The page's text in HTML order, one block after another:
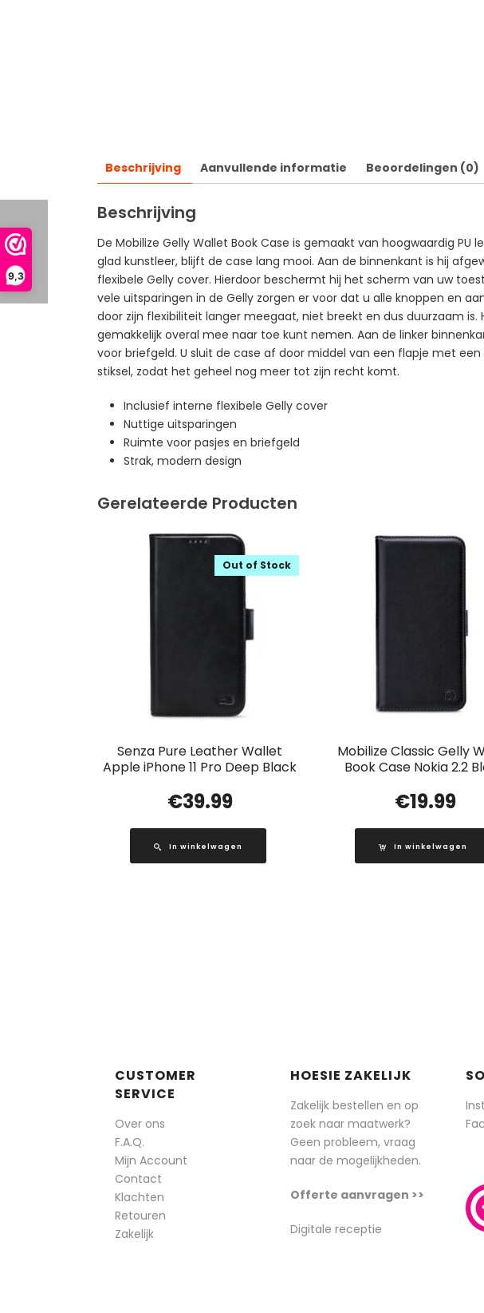
9,3
Beschrijving Aanvullende informatie Beoordelingen (0)
Beschrijving
De Mobilize Gelly Wallet Book Case is gemaakt van hoogwaardig
glad kunstleer, blijft de case lang mooi. Aan de binnenkant is hij
flexibele Gelly cover. Hierdoor beschermt hij het scherm van uw
vele uitsparingen in de Gelly zorgen er voor dat u alle knoppen en
door zijn flexibiliteit langer meegaat, niet breekt en dus duurzaam
gemakkelijk overal mee naar toe kunt nemen. Aan de linker
voor briefgeld. U sluit de case af door middel van een flapje met
stiksel, zodat het geheel nog meer tot zijn recht komt.
Inclusief interne flexibele Gelly cover
Nuttige uitsparingen
Ruimte voor pasjes en briefgeld
Strak, modern design
Gerelateerde Producten
Senza Pure Leather Wallet
Apple iPhone 11 Pro Deep Black
Out of Stock
€39.99
In winkelwagen
Mobilize Classic Gelly
Book Case Nokia 2.2
€19.99
In winkelwagen
CUSTOMER
SERVICE
Over ons
F.A.Q.
Mijn Account
Contact
Klachten
Retouren
Zakelijk
HOESIE ZAKELIJK
Zakelijk bestellen en op
zoek naar maatwerk?
Geen probleem, vraag
naar de mogelijkheden.
Offerte aanvragen >>
Digitale receptie